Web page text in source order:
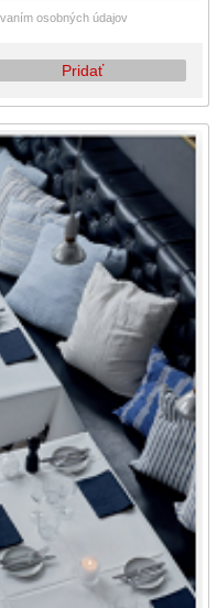
osobných údajov
Pridať